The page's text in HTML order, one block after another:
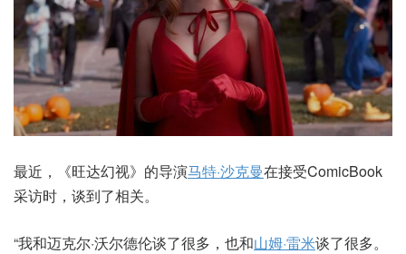
最近，《旺达幻视》的导演马特·沙克曼在接受ComicBook
采访时，谈到了相关。
“我和迈克尔·沃尔德伦谈了很多，也和山姆·雷米谈了很多。